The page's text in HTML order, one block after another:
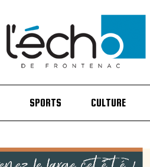
SPORTS CULTURE